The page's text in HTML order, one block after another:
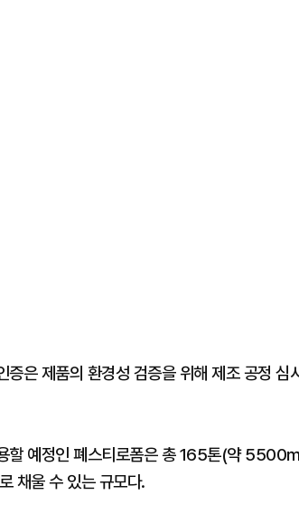
은 제품의 환경성 검증을 위해 제조 공정 심
할 예정인 폐스티로폼은 총 165톤(약
채울 수 있는 규모다.